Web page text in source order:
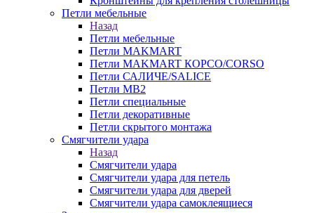
Петли мебельные
Назад
Петли мебельные
Петли MAKMART
Петли MAKMART КОРСО/CORSO
Петли САЛИЧЕ/SALICE
Петли MB2
Петли специальные
Петли декоративные
Петли скрытого монтажа
Смягчители удара
Назад
Смягчители удара
Смягчители удара для петель
Смягчители удара для дверей
Cмягчители удара самоклеящиеся